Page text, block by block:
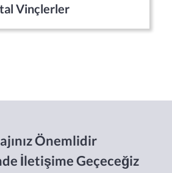
Vinçlerler
Önemlidir
İletişime Geçeceğiz